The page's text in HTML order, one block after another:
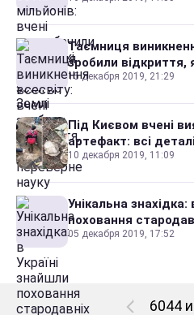
Таємниця
зробили відкриття,
15 декабря 2019, 21:29
Під Києвом вчені
артефакт: всі
10 декабря 2019, 11:09
Унікальна знахідка:
поховання
05 декабря 2019, 17:52
6044